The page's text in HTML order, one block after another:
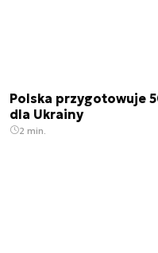
Polska przygotowuje
dla Ukrainy
2 min.